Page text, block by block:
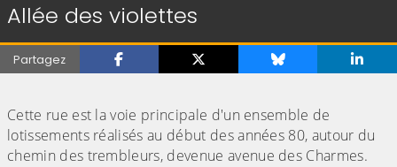
Allée des violettes
Partagez
Cette rue est la voie principale d'un ensemble de
lotissements réalisés au début des années 80, autour du
chemin des trembleurs, devenue avenue des Charmes.